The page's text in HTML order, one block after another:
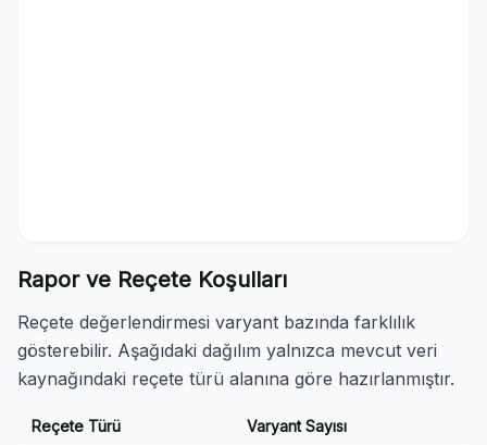
Rapor ve Reçete Koşulları
Reçete değerlendirmesi varyant bazında farklılık
gösterebilir. Aşağıdaki dağılım yalnızca mevcut veri
kaynağındaki reçete türü alanına göre hazırlanmıştır.
Reçete Türü Varyant Sayısı